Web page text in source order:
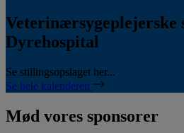
Veterinærsygeplejerske
Dyrehospital
Se stillingsopslaget her...
Se hele kalenderen
Mød vores sponsorer